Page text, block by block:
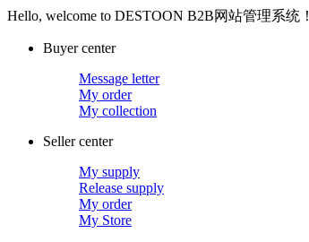
Hello, welcome to DESTOON B2B网站管理系统！
Buyer center
Message letter
My order
My collection
Seller center
My supply
Release supply
My order
My Store